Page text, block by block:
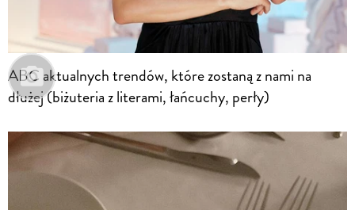
ABC aktualnych trendów, które zostaną z nami na
dłużej (biżuteria z literami, łańcuchy, perły)